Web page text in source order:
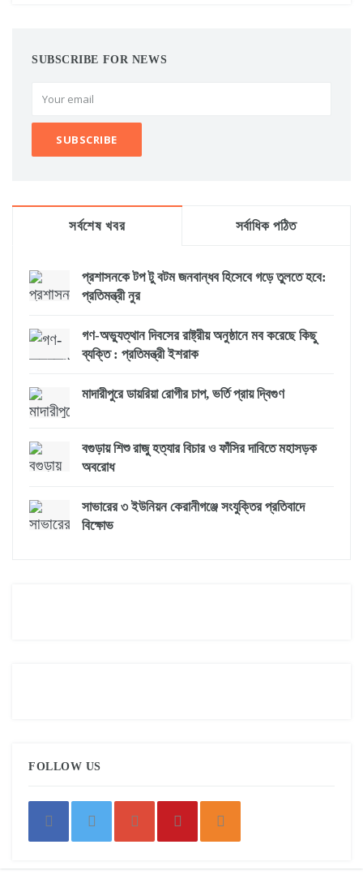
SUBSCRIBE FOR NEWS
সর্বশেষ খবর সর্বাধিক পঠিত
প্রশাসনকে টপ টু বটম জনবান্ধব হিসেবে গড়ে তুলতে হবে:
প্রতিমন্ত্রী নুর
গণ-অভ্যুত্থান দিবসের রাষ্ট্রীয় অনুষ্ঠানে মব করেছে কিছু
ব্যক্তি : প্রতিমন্ত্রী ইশরাক
মাদারীপুরে ডায়রিয়া রোগীর চাপ, ভর্তি প্রায় দ্বিগুণ
বগুড়ায় শিশু রাজু হত্যার বিচার ও ফাঁসির দাবিতে মহাসড়ক
অবরোধ
সাভারের ৩ ইউনিয়ন কেরানীগঞ্জে সংযুক্তির প্রতিবাদে
বিক্ষোভ
FOLLOW US